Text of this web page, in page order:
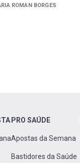
ROMAN BORGES
PRO SAÚDE
Apostas da Semana
Bastidores da Saúde